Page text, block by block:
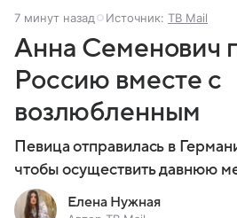
7 минут назад Источник: ТВ Mail
Анна Семенович
Россию вместе с
возлюбленным
Певица отправилась в
чтобы осуществить давнюю
Елена Нужная